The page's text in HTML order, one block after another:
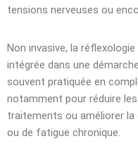
tensions nerveuses ou
Non invasive, la
intégrée dans une
souvent pratiquée en
notamment pour réduire
traitements ou améliorer la
ou de fatigue chronique.